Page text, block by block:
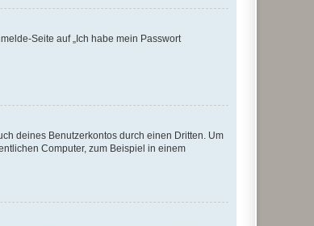
Seite auf „Ich habe mein Passwort
deines Benutzerkontos durch einen Dritten. Um
Computer, zum Beispiel in einem